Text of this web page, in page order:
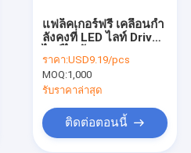
แฟล็คเกอร์ฟรี เคลื่อนกํา
ลังคงที่ LED ไลท์ Driver
สําหรับแสงห้องน้ํา
ราคา:USD9.19/pcs
MOQ:1,000
รับราคาล่าสุด
ติดต่อตอนนี้